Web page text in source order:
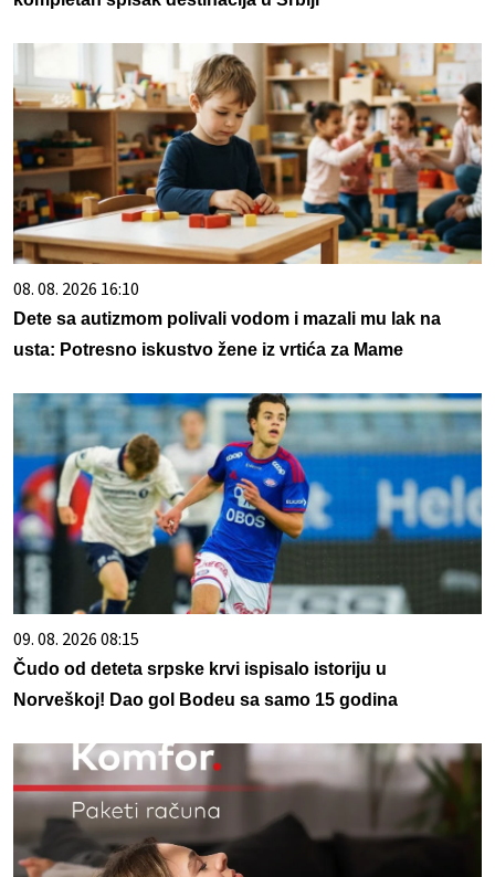
08. 08. 2026 16:10
Dete sa autizmom polivali vodom i mazali mu lak na
usta: Potresno iskustvo žene iz vrtića za Mame
09. 08. 2026 08:15
Čudo od deteta srpske krvi ispisalo istoriju u
Norveškoj! Dao gol Bodeu sa samo 15 godina